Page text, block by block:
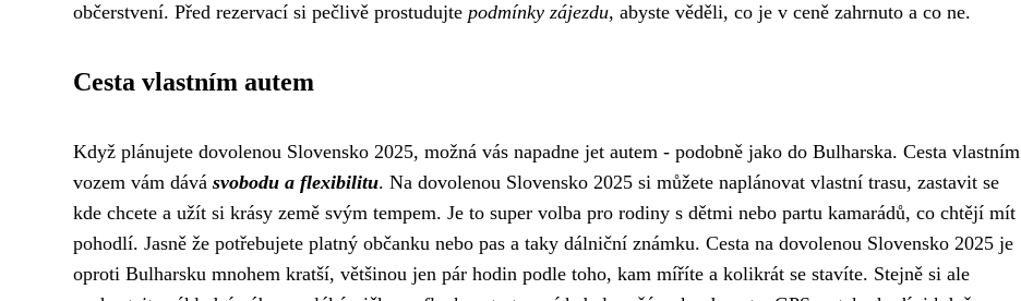
občerstvení. Před rezervací si pečlivě prostudujte podmínky zájezdu, abyste věděli, co je v ceně zahrnuto a co ne.
Cesta vlastním autem
Když plánujete dovolenou Slovensko 2025, možná vás napadne jet autem - podobně jako do Bulharska. Cesta vlastním
vozem vám dává svobodu a flexibilitu. Na dovolenou Slovensko 2025 si můžete naplánovat vlastní trasu, zastavit se
kde chcete a užít si krásy země svým tempem. Je to super volba pro rodiny s dětmi nebo partu kamarádů, co chtějí mít
pohodlí. Jasně že potřebujete platný občanku nebo pas a taky dálniční známku. Cesta na dovolenou Slovensko 2025 je
oproti Bulharsku mnohem kratší, většinou jen pár hodin podle toho, kam míříte a kolikrát se stavíte. Stejně si ale